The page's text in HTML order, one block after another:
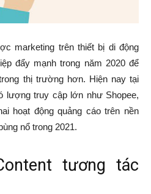
marketing trên thiết bị di động
đẩy mạnh trong năm 2020 để
thị trường hơn. Hiện nay tại
lượng truy cập lớn như Shopee,
hoạt động quảng cáo trên nền
nổ trong 2021.
tương tác